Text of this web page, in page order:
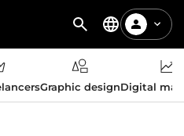
Graphic designDigital